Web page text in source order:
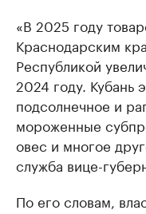
«В 2025 году
Краснодарским
Республикой
2024 году. Кубань
подсолнечное и
мороженные
овес и многое
служба вице-
По его словам,